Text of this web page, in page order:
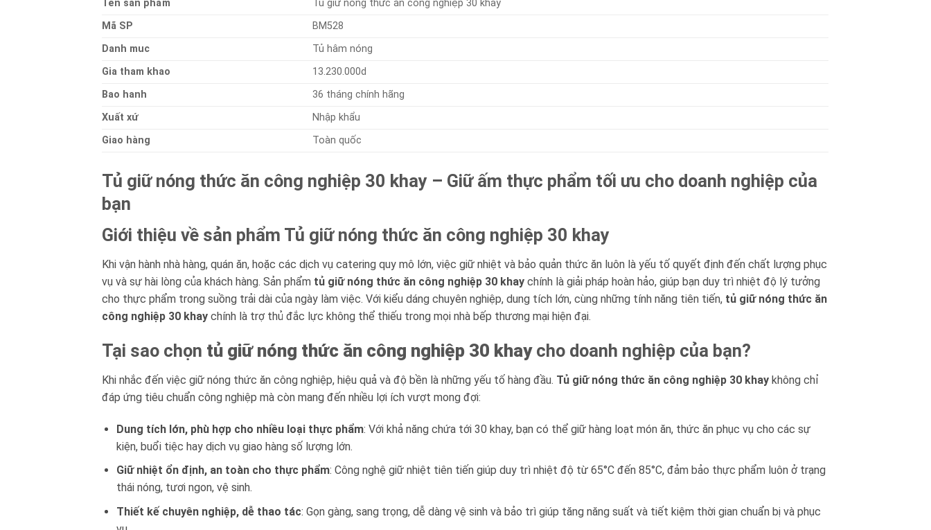
Ten sản phẩm
Tủ giữ nóng thức ăn công nghiệp 30 khay
Mã SP
BM528
Danh muc
Tủ hâm nóng
Gia tham khao
13.230.000d
Bao hanh
36 tháng chính hãng
Xuất xứ
Nhập khẩu
Giao hàng
Toàn quốc
Tủ giữ nóng thức ăn công nghiệp 30 khay – Giữ ấm thực phẩm tối ưu cho doanh nghiệp của
bạn
Giới thiệu về sản phẩm Tủ giữ nóng thức ăn công nghiệp 30 khay
Khi vận hành nhà hàng, quán ăn, hoặc các dịch vụ catering quy mô lớn, việc giữ nhiệt và bảo quản thức ăn luôn là yếu tố quyết định đến chất lượng phục
vụ và sự hài lòng của khách hàng. Sản phẩm tủ giữ nóng thức ăn công nghiệp 30 khay chính là giải pháp hoàn hảo, giúp bạn duy trì nhiệt độ lý tưởng
cho thực phẩm trong suồng trải dài của ngày làm việc. Với kiểu dáng chuyên nghiệp, dung tích lớn, cùng những tính năng tiên tiến, tủ giữ nóng thức ăn
công nghiệp 30 khay chính là trợ thủ đắc lực không thể thiếu trong mọi nhà bếp thương mại hiện đại.
Tại sao chọn tủ giữ nóng thức ăn công nghiệp 30 khaycho doanh nghiệp của bạn?
Khi nhắc đến việc giữ nóng thức ăn công nghiệp, hiệu quả và độ bền là những yếu tố hàng đầu. Tủ giữ nóng thức ăn công nghiệp 30 khay không chỉ
đáp ứng tiêu chuẩn công nghiệp mà còn mang đến nhiều lợi ích vượt mong đợi:
Dung tích lớn, phù hợp cho nhiều loại thực phẩm: Với khả năng chứa tới 30 khay, bạn có thể giữ hàng loạt món ăn, thức ăn phục vụ cho các sự
kiện, buổi tiệc hay dịch vụ giao hàng số lượng lớn.
Giữ nhiệt ổn định, an toàn cho thực phẩm: Công nghệ giữ nhiệt tiên tiến giúp duy trì nhiệt độ từ 65°C đến 85°C, đảm bảo thực phẩm luôn ở trạng
thái nóng, tươi ngon, vệ sinh.
Thiết kế chuyên nghiệp, dễ thao tác: Gọn gàng, sang trọng, dễ dàng vệ sinh và bảo trì giúp tăng năng suất và tiết kiệm thời gian chuẩn bị và phục